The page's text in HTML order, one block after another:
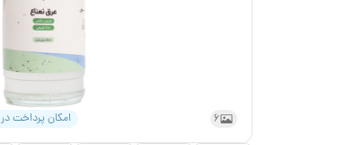
6 امکان پرداخت در ۴ قسط